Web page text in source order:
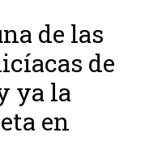
de las
de
ya la
en